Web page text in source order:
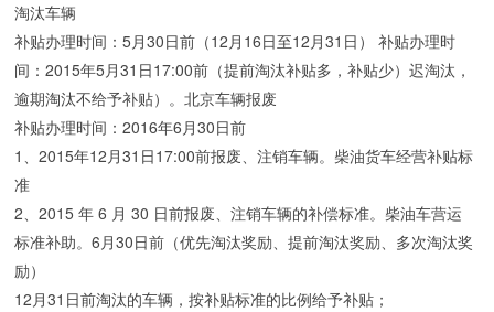
淘汰车辆
补贴办理时间：5月30日前（12月16日至12月31日） 补贴办理时
间：2015年5月31日17:00前（提前淘汰补贴多，补贴少）迟淘汰，
逾期淘汰不给予补贴）。北京车辆报废
补贴办理时间：2016年6月30日前
1、2015年12月31日17:00前报废、注销车辆。柴油货车经营补贴标
准
2、2015 年 6 月 30 日前报废、注销车辆的补偿标准。柴油车营运
标准补助。6月30日前（优先淘汰奖励、提前淘汰奖励、多次淘汰奖
励）
12月31日前淘汰的车辆，按补贴标准的比例给予补贴；